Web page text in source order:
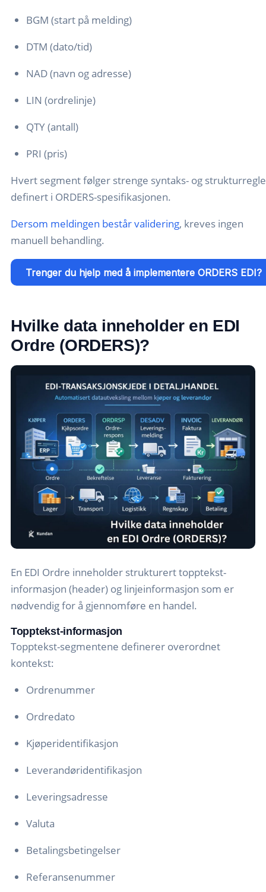
BGM (start på melding)
DTM (dato/tid)
NAD (navn og adresse)
LIN (ordrelinje)
QTY (antall)
PRI (pris)
Hvert segment følger strenge syntaks- og
definert i ORDERS-spesifikasjonen.
Dersom meldingen består validering, kreves ingen
manuell behandling.
Trenger du hjelp med å implementere ORDERS EDI?
Hvilke data inneholder en EDI
Ordre (ORDERS)?
En EDI Ordre inneholder strukturert topptekst-
informasjon (header) og linjeinformasjon som er
nødvendig for å gjennomføre en handel.
Topptekst-informasjon
Topptekst-segmentene definerer overordnet
kontekst:
Ordrenummer
Ordredato
Kjøperidentifikasjon
Leverandøridentifikasjon
Leveringsadresse
Valuta
Betalingsbetingelser
Referansenummer